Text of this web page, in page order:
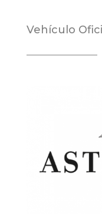
Vehículo